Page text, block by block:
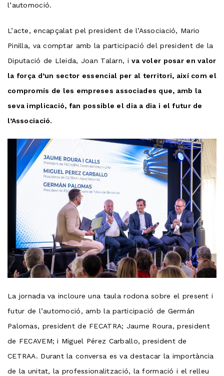
l’automoció.
L’acte, encapçalat pel president de l’Associació, Mario
Pinilla, va comptar amb la participació del president de la
Diputació de Lleida, Joan Talarn, iva voler posar en valor
la força d’un sector essencial per al territori, així com el
compromís de les empreses associades que, amb la
seva implicació, fan possible el dia a dia i el futur de
l’Associació.
La jornada va incloure una taula rodona sobre el present i
futur de l’automoció, amb la participació de Germán
Palomas, president de FECATRA; Jaume Roura, president
de FECAVEM; i Miguel Pérez Carballo, president de
CETRAA. Durant la conversa es va destacar la importància
de la unitat, la professionalització, la formació i el relleu